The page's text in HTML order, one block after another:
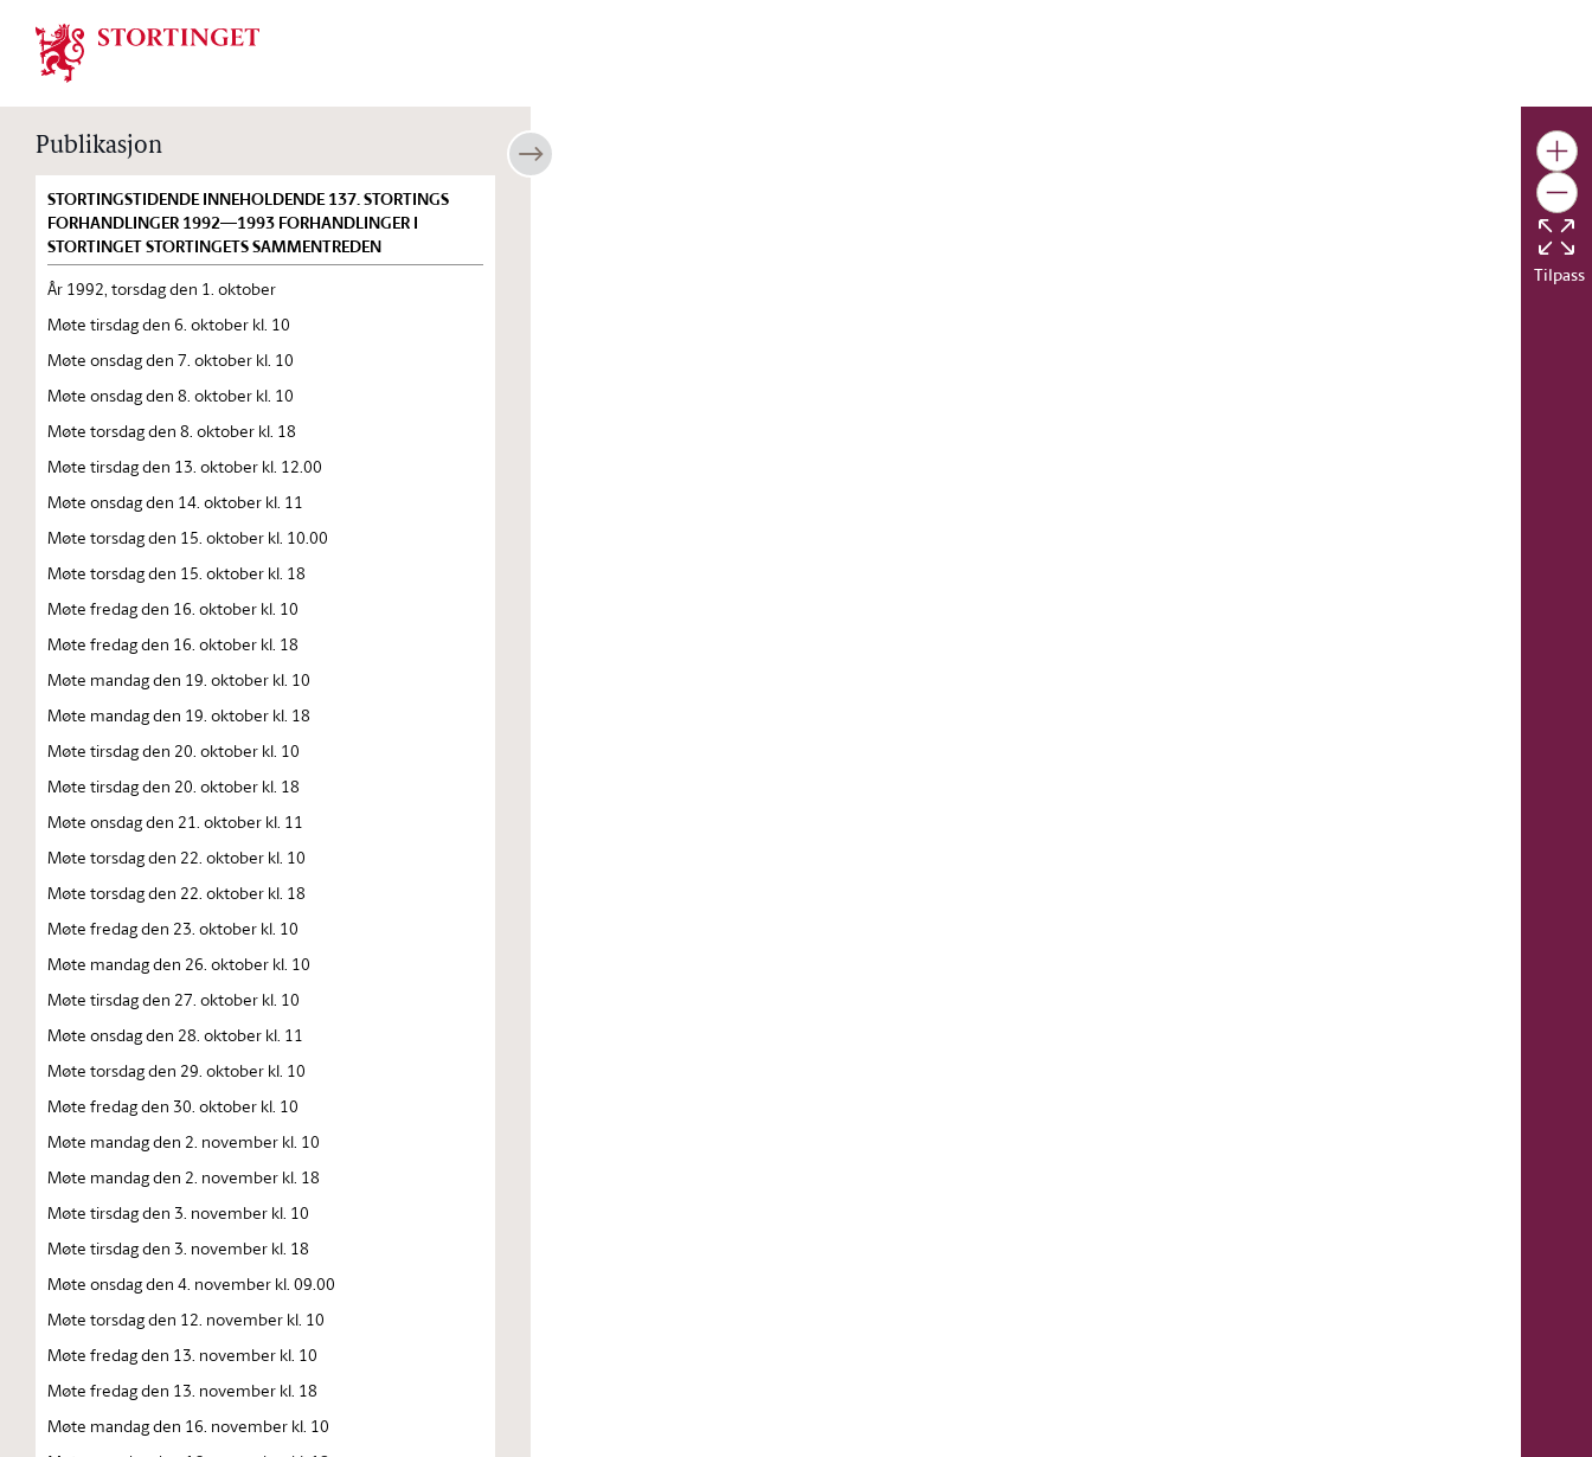
Stortinget.no
Publikasjon
STORTINGSTIDENDE INNEHOLDENDE 137. STORTINGS
FORHANDLINGER 1992—1993 FORHANDLINGER I
STORTINGET STORTINGETS SAMMENTREDEN
År 1992, torsdag den 1. oktober
Møte tirsdag den 6. oktober kl. 10
Møte onsdag den 7. oktober kl. 10
Møte onsdag den 8. oktober kl. 10
Møte torsdag den 8. oktober kl. 18
Møte tirsdag den 13. oktober kl. 12.00
Møte onsdag den 14. oktober kl. 11
Møte torsdag den 15. oktober kl. 10.00
Møte torsdag den 15. oktober kl. 18
Møte fredag den 16. oktober kl. 10
Møte fredag den 16. oktober kl. 18
Møte mandag den 19. oktober kl. 10
Møte mandag den 19. oktober kl. 18
Møte tirsdag den 20. oktober kl. 10
Møte tirsdag den 20. oktober kl. 18
Møte onsdag den 21. oktober kl. 11
Møte torsdag den 22. oktober kl. 10
Møte torsdag den 22. oktober kl. 18
Møte fredag den 23. oktober kl. 10
Møte mandag den 26. oktober kl. 10
Møte tirsdag den 27. oktober kl. 10
Møte onsdag den 28. oktober kl. 11
Møte torsdag den 29. oktober kl. 10
Møte fredag den 30. oktober kl. 10
Møte mandag den 2. november kl. 10
Møte mandag den 2. november kl. 18
Møte tirsdag den 3. november kl. 10
Møte tirsdag den 3. november kl. 18
Møte onsdag den 4. november kl. 09.00
Møte torsdag den 12. november kl. 10
Møte fredag den 13. november kl. 10
Møte fredag den 13. november kl. 18
Møte mandag den 16. november kl. 10